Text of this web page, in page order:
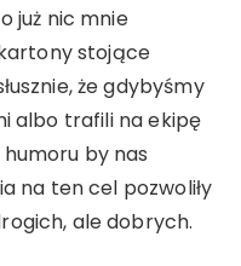
już nic mnie
stojące
że gdybyśmy
albo trafili na ekipę
by nas
na ten cel pozwoliły
ale dobrych.